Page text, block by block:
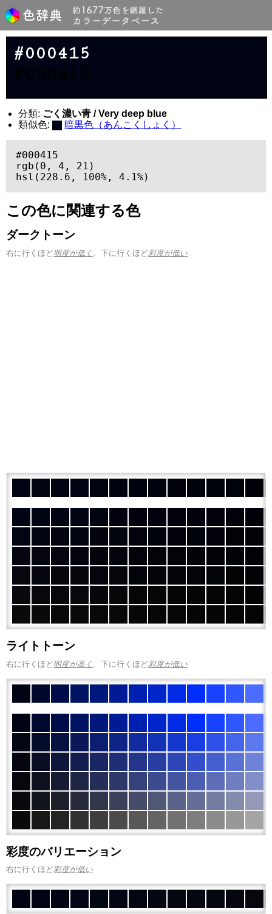
#000415
分類: ごく濃い青 / Very deep blue
類似色:
暗黒色（あんこくしょく）
#000415
rgb(0, 4, 21)
hsl(228.6, 100%, 4.1%)
この色に関連する色
ダークトーン
右に行くほど明度が低く 、下に行くほど彩度が低い
ライトトーン
右に行くほど明度が高く 、下に行くほど彩度が低い
彩度のバリエーション
右に行くほど彩度が低い